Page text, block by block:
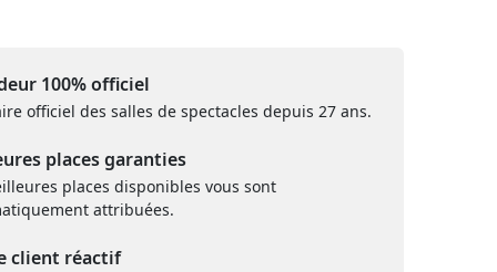
100% officiel
officiel des salles de spectacles depuis 27 ans.
places garanties
places disponibles vous sont
attribuées.
client réactif